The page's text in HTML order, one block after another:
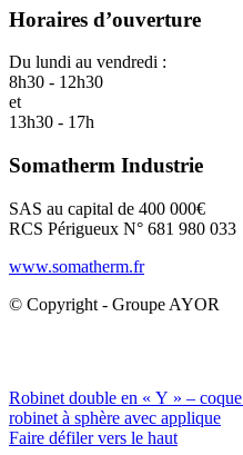
Horaires d’ouverture
Du lundi au vendredi :
8h30 - 12h30
et
13h30 - 17h
Somatherm Industrie
SAS au capital de 400 000€
RCS Périgueux N° 681 980 033
www.somatherm.fr
© Copyright - Groupe AYOR
Robinet double en « Y » – coque
robinet à sphère avec applique
Faire défiler vers le haut